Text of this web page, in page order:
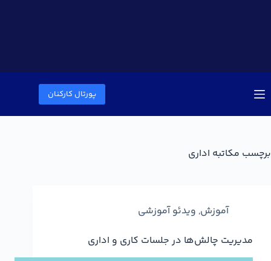
پورتال کارکنان
برچسب مکاتبه اداری
آموزش, ویدئو آموزشی
مدیریت چالش‌ها در جلسات کاری و اداری